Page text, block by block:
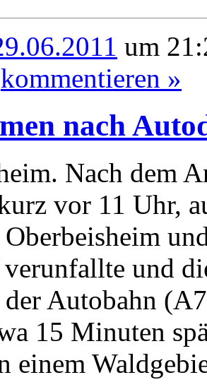
um
kommentieren »
nach
Nach dem
vor 11 Uhr,
und
Autobahn
15 Minuten
einem